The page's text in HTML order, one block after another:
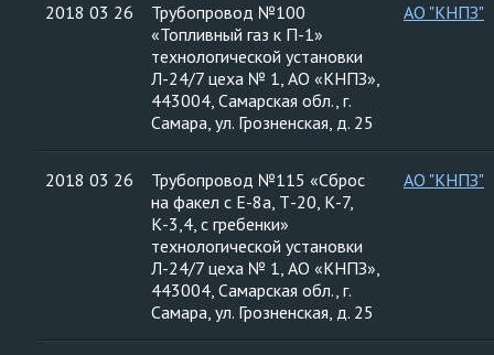
2018 03 26
Трубопровод №100
«Топливный газ к П-1»
технологической установки
Л-24/7 цеха № 1, АО «КНПЗ»,
443004, Самарская обл., г.
Самара, ул. Грозненская, д. 25
АО "КНПЗ"
2018 03 26
Трубопровод №115 «Сброс
на факел с Е-8а, Т-20, К-7,
К-3,4, с гребенки»
технологической установки
Л-24/7 цеха № 1, АО «КНПЗ»,
443004, Самарская обл., г.
Самара, ул. Грозненская, д. 25
АО "КНПЗ"